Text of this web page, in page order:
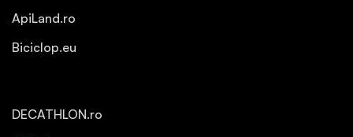
ApiLand.ro
Biciclop.eu
DECATHLON.ro